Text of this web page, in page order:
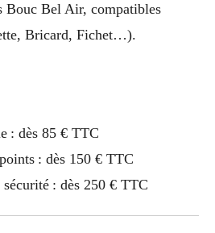
Bouc Bel Air, compatibles
Bricard, Fichet…).
: dès 85 € TTC
: dès 150 € TTC
sécurité : dès 250 € TTC